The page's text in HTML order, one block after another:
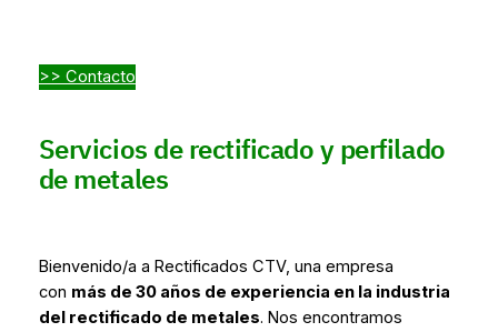
>> Contacto
Servicios de rectificado y perfilado
de metales
Bienvenido/a a Rectificados CTV, una empresa
con más de 30 años de experiencia en la industria
del rectificado de metales. Nos encontramos